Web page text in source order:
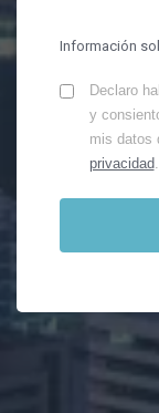
Información
Declaro
y
mis datos
privacidad.